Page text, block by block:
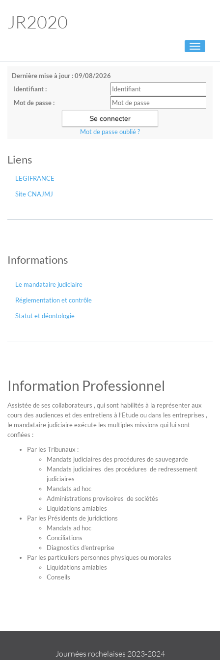
JR2020
Toggle
Dernière mise à jour : 09/08/2026
Identifiant :
Mot de passe :
Mot de passe oublié ?
Liens
LEGIFRANCE
Site CNAJMJ
Informations
Le mandataire judiciaire
Réglementation et contrôle
Statut et déontologie
Information Professionnel
Assistée de ses collaborateurs , qui sont habilités à la représenter aux
cours des audiences et des entretiens à l’Etude ou dans les entreprises ,
le mandataire judiciaire exécute les multiples missions qui lui sont
confiées :
Par les Tribunaux :
Mandats judiciaires des procédures de sauvegarde
Mandats judiciaires des procédures de redressement
judiciaires
Mandats ad hoc
Administrations provisoires de sociétés
Liquidations amiables
Par les Présidents de juridictions
Mandats ad hoc
Conciliations
Diagnostics d’entreprise
Par les particuliers personnes physiques ou morales
Liquidations amiables
Conseils
Journées rochelaises 2023-2024